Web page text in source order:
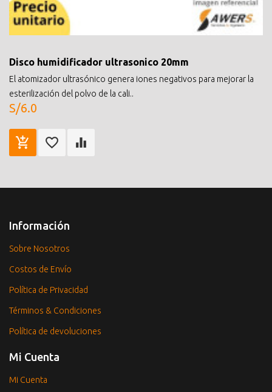
Disco humidificador ultrasonico 20mm
El atomizador ultrasónico genera iones negativos para mejorar la
esterilización del polvo de la cali..
S/6.0
Información
Sobre Nosotros
Costos de Envío
Política de Privacidad
Términos & Condiciones
Política de devoluciones
Mi Cuenta
Mi Cuenta